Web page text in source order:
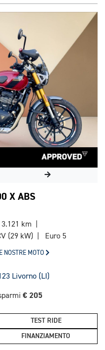
X ABS
3.121 km
(29 kW) Euro 5
NOSTRE MOTO
Livorno (LI)
€ 205
TEST RIDE
FINANZIAMENTO